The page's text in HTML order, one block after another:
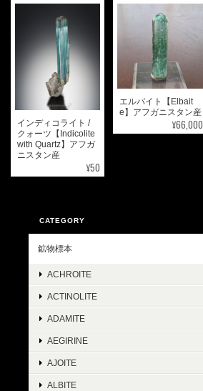
インディコライト /
クォーツ【Indicolite
with Quartz】アフガ
ニスタン産
¥50
エルバイト【Elbait
e】アフガニスタン産
¥66,000
CATEGORY
鉱物標本
ACHROITE
ACTINOLITE
ADAMITE
AEGIRINE
AJOITE
ALBITE